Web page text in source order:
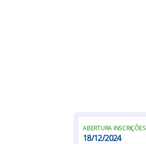
ABERTURA INSCRIÇÕES
18/12/2024